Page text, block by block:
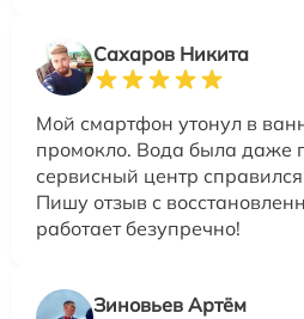
Сахаров Никита
Мой смартфон утонул в
промокло. Вода была даже
сервисный центр
Пишу отзыв с
работает безупречно!
Зиновьев Артём